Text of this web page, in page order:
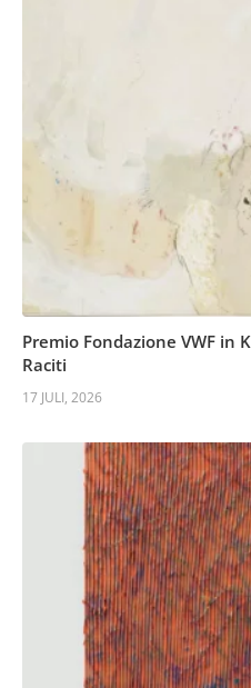
Premio Fondazione VWF in
Raciti
17 JULI, 2026